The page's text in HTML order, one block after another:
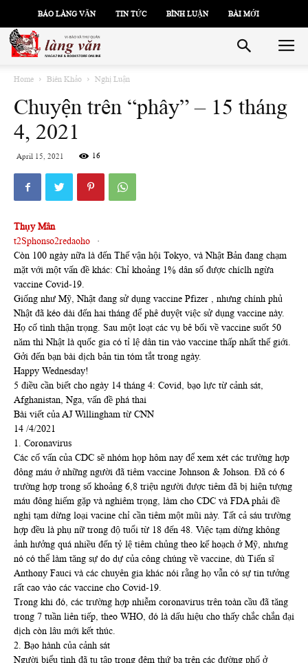
BÁO LÀNG VĂN TIN TỨC BÌNH LUẬN BÀI MỚI
Home Biên Khảo Nghị Luận
Chuyện trên “phây” – 15 tháng
4, 2021
April 15, 2021 16
Thụy Mân
t2Sphonso2redaoho
·
Còn 100 ngày nữa là đến Thế vận hội Tokyo, và Nhật Bản đang chạm
mặt với một vấn đề khác: Chỉ khoảng 1% dân số được chíclh ngừa
vaccine Covid-19.
Giống như Mỹ, Nhật đang sử dụng vaccine Pfizer , nhưng chính phủ
Nhật đã kéo dài đến hai tháng để phê duyệt việc sử dụng vaccine này.
Họ cố tình thận trọng. Sau một loạt các vụ bê bối về vaccine suốt 50
năm thì Nhật là quốc gia có tỉ lệ dân tin vào vaccine thấp nhất thế giới.
Gởi đến bạn bài dịch bản tin tóm tắt trong ngày.
Happy Wednesday!
5 điều cần biết cho ngày 14 tháng 4: Covid, bạo lực từ cảnh sát,
Afghanistan, Nga, vấn đề phá thai
Bài viết của AJ Willingham từ CNN
14 /4/2021
1. Coronavirus
Các cố vấn của CDC sẽ nhóm họp hôm nay để xem xét các trường hợp
đông máu ở những người đã tiêm vaccine Johnson & Johson. Đã có 6
trường hợp trong số khoảng 6,8 triệu người được tiêm đã bị hiện tượng
máu đông hiếm gặp và nghiêm trọng, làm cho CDC và FDA phải đề
nghị tạm dừng loại vacine chỉ cần tiêm một mũi này. Tất cả sáu trường
hợp đều là phụ nữ trong độ tuổi từ 18 đến 48. Việc tạm dừng không
ảnh hưởng quá nhiều đến tỷ lệ tiêm chủng theo kế hoạch ở Mỹ, nhưng
nó có thể làm tăng sự do dự của công chúng về vaccine, dù Tiến sĩ
Anthony Fauci và các chuyên gia khác nói rằng họ vẫn có sự tin tưởng
rất cao vào các vaccine cho Covid-19.
Trong khi đó, các trường hợp nhiễm coronavirus trên toàn cầu đã tăng
trong 7 tuần liên tiếp, theo WHO, đó là dấu hiệu cho thấy chắc chắn đại
dịch còn lâu mới kết thúc.
2. Bạo hành của cảnh sát
Người biểu tình đã tụ tập trong đêm thứ ba trên các đường phố ở